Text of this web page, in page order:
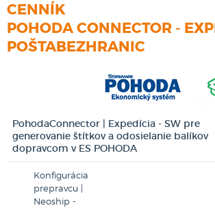
CENNÍK
POHODA CONNECTOR -
POŠTABEZHRANIC
PohodaConnector | Expedícia - SW pre
generovanie štítkov a odosielanie balíkov
dopravcom v ES POHODA
Konfigurácia
prepravcu |
Neoship -